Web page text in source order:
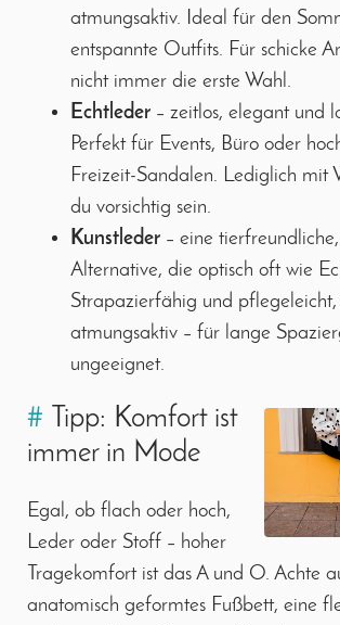
atmungsaktiv. Ideal für den
entspannte Outfits. Für schicke
nicht immer die erste Wahl.
Echtleder – zeitlos, elegant und
Perfekt für Events, Büro oder
Freizeit-Sandalen. Lediglich mit
du vorsichtig sein.
Kunstleder – eine
Alternative, die optisch oft wie
Strapazierfähig und
atmungsaktiv – für lange
ungeeignet.
# Tipp: Komfort ist
immer in Mode
Egal, ob flach oder hoch,
Leder oder Stoff – hoher
Tragekomfort ist das A und O. Achte
anatomisch geformtes Fußbett, eine